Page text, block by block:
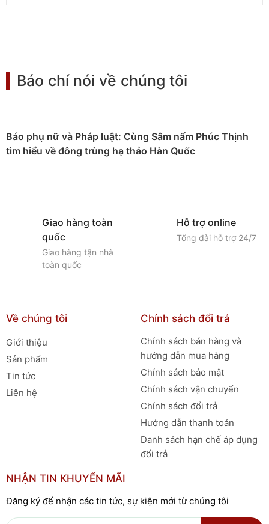
Báo chí nói về chúng tôi
Báo phụ nữ và Pháp luật: Cùng Sâm nấm Phúc Thịnh
tìm hiểu về đông trùng hạ thảo Hàn Quốc
Giao hàng toàn
quốc
Giao hàng tận nhà
toàn quốc
Hỗ trợ online
Tổng đài hỗ trợ 24/7
Về chúng tôi
Giới thiệu
Sản phẩm
Tin tức
Liên hệ
Chính sách đổi trả
Chính sách bán hàng và
hướng dẫn mua hàng
Chính sách bảo mật
Chính sách vận chuyển
Chính sách đổi trả
Hướng dẫn thanh toán
Danh sách hạn chế áp dụng
đổi trả
NHẬN TIN KHUYẾN MÃI
Đăng ký để nhận các tin tức, sự kiện mới từ chúng tôi